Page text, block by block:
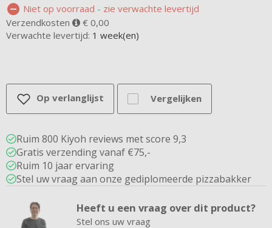
Niet op voorraad - zie verwachte levertijd
Verzendkosten
€ 0,00
Verwachte levertijd: 1 week(en)
Op verlanglijst Vergelijken
Ruim 800 Kiyoh reviews met score 9,3
Gratis verzending vanaf €75,-
Ruim 10 jaar ervaring
Stel uw vraag aan onze gediplomeerde pizzabakker
Heeft u een vraag over dit product?
Stel ons uw vraag